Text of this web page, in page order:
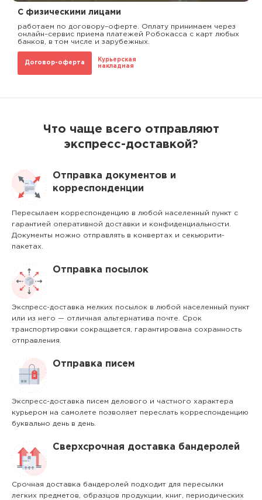
С физическими лицами
работаем по договору–оферте. Оплату принимаем через
онлайн–сервис приема платежей Робокасса с карт любых
банков, в том числе и зарубежных.
Договор-оферта
Курьерская
накладная
Что чаще всего отправляют
экспресс-доставкой?
Отправка документов и
корреспонденции
Пересылаем корреспонденцию в любой населенный пункт с
гарантией оперативной доставки и конфиденциальности.
Документы можно отправлять в конвертах и секьюрити-
пакетах.
Отправка посылок
Экспресс-доставка мелких посылок в любой населенный пункт
или из него — отличная альтернатива почте. Срок
транспортировки сокращается, гарантирована сохранность
отправления.
Отправка писем
Экспресс-доставка писем делового и частного характера
курьером на самолете позволяет переслать корреспонденцию
буквально день в день.
Сверхсрочная доставка бандеролей
Срочная доставка бандеролей подходит для пересылки
легких предметов, образцов продукции, книг, периодических